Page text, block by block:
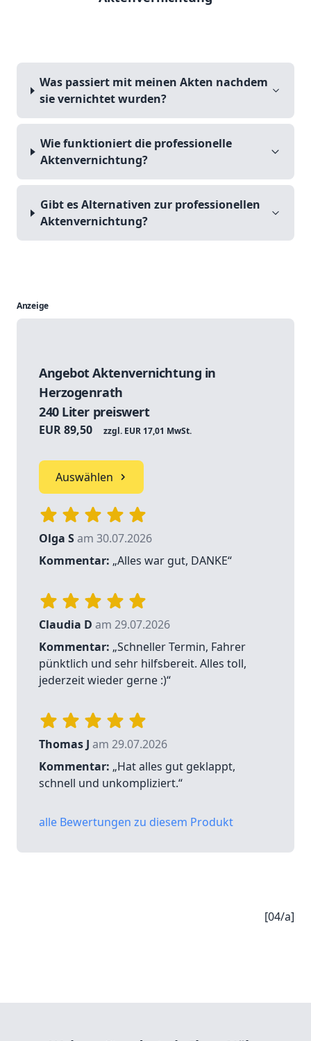
Was passiert mit meinen Akten nachdem
sie vernichtet wurden?
Wie funktioniert die professionelle
Aktenvernichtung?
Gibt es Alternativen zur professionellen
Aktenvernichtung?
Anzeige
Angebot Aktenvernichtung in
Herzogenrath
240 Liter preiswert
EUR 89,50 zzgl. EUR 17,01 MwSt.
Auswählen
Olga Sam 30.07.2026
Kommentar: „Alles war gut, DANKE“
Claudia D am 29.07.2026
Kommentar: „Schneller Termin, Fahrer
pünktlich und sehr hilfsbereit. Alles toll,
jederzeit wieder gerne :)“
Thomas J am 29.07.2026
Kommentar: „Hat alles gut geklappt,
schnell und unkompliziert.“
alle Bewertungen zu diesem Produkt
[04/a]